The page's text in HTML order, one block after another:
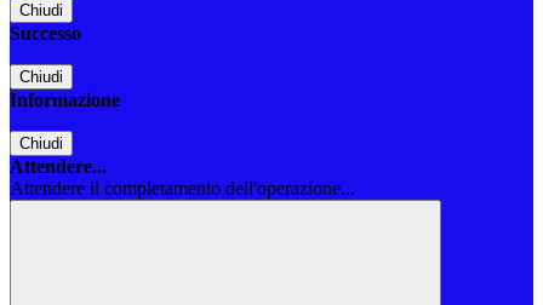
Chiudi
Successo
Chiudi
Informazione
Chiudi
Attendere...
Attendere il completamento dell'operazione...